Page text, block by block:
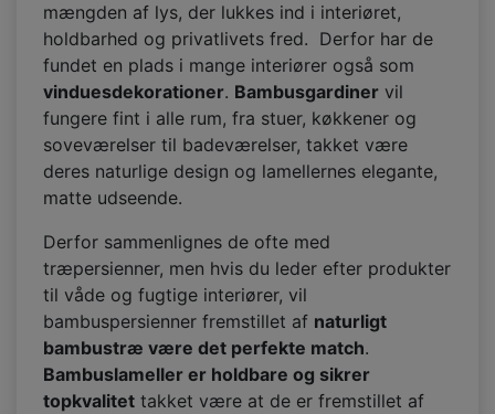
mængden af lys, der lukkes ind i interiøret,
holdbarhed og privatlivets fred. Derfor har de
fundet en plads i mange interiører også som
vinduesdekorationer. Bambusgardiner vil
fungere fint i alle rum, fra stuer, køkkener og
soveværelser til badeværelser, takket være
deres naturlige design og lamellernes elegante,
matte udseende.
Derfor sammenlignes de ofte med
træpersienner, men hvis du leder efter produkter
til våde og fugtige interiører, vil
bambuspersienner fremstillet af naturligt
bambustræ være det perfekte match.
Bambuslameller er holdbare og sikrer
topkvalitet takket være at de er fremstillet af